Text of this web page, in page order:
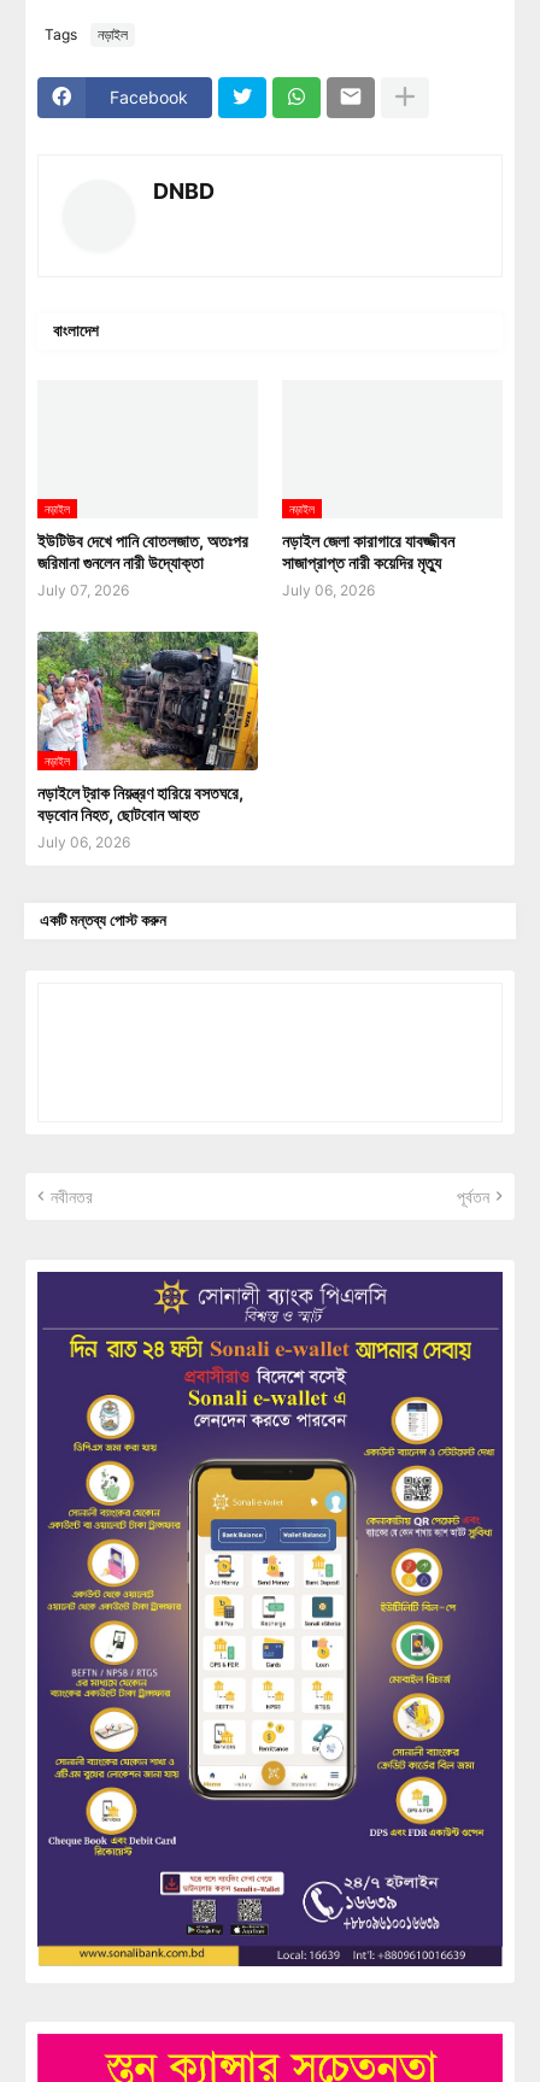
Tags নড়াইল
Facebook
DNBD
বাংলাদেশ
নড়াইল
ইউটিউব দেখে পানি বোতলজাত, অতঃপর
জরিমানা গুনলেন নারী উদ্যোক্তা
July 07, 2026
নড়াইল
নড়াইল জেলা কারাগারে যাবজ্জীবন
সাজাপ্রাপ্ত নারী কয়েদির মৃত্যু
July 06, 2026
নড়াইল
নড়াইলে ট্রাক নিয়ন্ত্রণ হারিয়ে বসতঘরে,
বড়বোন নিহত, ছোটবোন আহত
July 06, 2026
একটি মন্তব্য পোস্ট করুন
নবীনতর পূর্বতন